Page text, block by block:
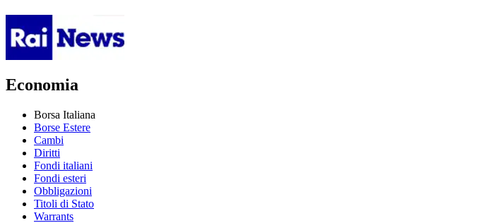
Economia
Borsa Italiana
Borse Estere
Cambi
Diritti
Fondi italiani
Fondi esteri
Obbligazioni
Titoli di Stato
Warrants